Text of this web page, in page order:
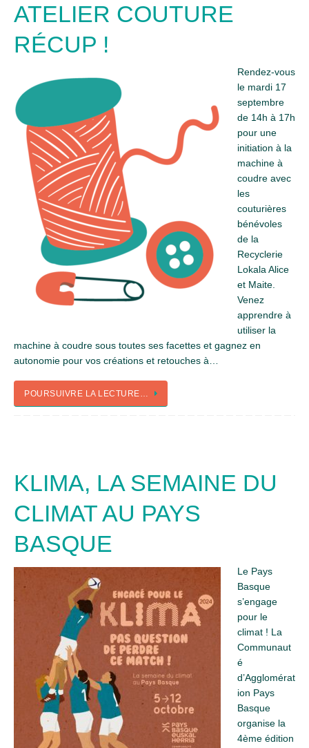
ATELIER COUTURE
RÉCUP !
Rendez-vous
le mardi 17
septembre
de 14h à 17h
pour une
initiation à la
machine à
coudre avec
les
couturières
bénévoles
de la
Recyclerie
Lokala Alice
et Maite.
Venez
apprendre à
utiliser la
machine à coudre sous toutes ses facettes et gagnez en
autonomie pour vos créations et retouches à…
POURSUIVRE LA LECTURE…
KLIMA, LA SEMAINE DU
CLIMAT AU PAYS
BASQUE
Le Pays
Basque
s’engage
pour le
climat ! La
Communaut
é
d’Agglomérat
ion Pays
Basque
organise la
4ème édition